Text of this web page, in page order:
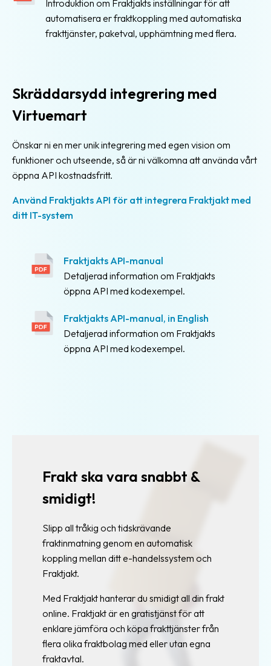
Fraktstatistik
Gratiskonto
fraktavtal
Fraktjakt
Plus
Fraktjakt
Pro
Färdiga
fraktkopplingar
Enkel
orderkoppling
Integration
Utvecklare
API
Webhooks
Utvecklings-
kit
för
PHP
Utvecklings-
kit
Introduktion om Fraktjakts inställningar för att
automatisera er fraktkoppling med automatiska
frakttjänster, paketval, upphämtning med flera.
Skräddarsydd integrering med
Virtuemart
Önskar ni en mer unik integrering med egen vision om
funktioner och utseende, så är ni välkomna att använda vårt
öppna API kostnadsfritt.
Använd Fraktjakts API för att integrera Fraktjakt med
ditt IT-system
Fraktjakts API-manual
Detaljerad information om Fraktjakts
öppna API med kodexempel.
Fraktjakts API-manual, in English
Detaljerad information om Fraktjakts
öppna API med kodexempel.
Frakt ska vara snabbt &
smidigt!
Slipp all tråkig och tidskrävande
fraktinmatning genom en automatisk
koppling mellan ditt e-handelssystem och
Fraktjakt.
Med Fraktjakt hanterar du smidigt all din frakt
online. Fraktjakt är en gratistjänst för att
enklare jämföra och köpa frakttjänster från
flera olika fraktbolag med eller utan egna
fraktavtal.